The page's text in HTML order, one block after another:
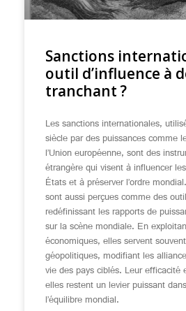
Sanctions
outil d’influence à
tranchant ?
Les sanctions internationales,
siècle par des puissances comme
l’Union européenne, sont des
étrangère qui visent à influencer
États et à préserver l’ordre
sont aussi perçues comme des
redéfinissant les rapports de
sur la scène mondiale. En
économiques, elles servent
géopolitiques, modifiant les
vie des pays ciblés. Leur
elles restent un levier puissant
l’équilibre mondial.